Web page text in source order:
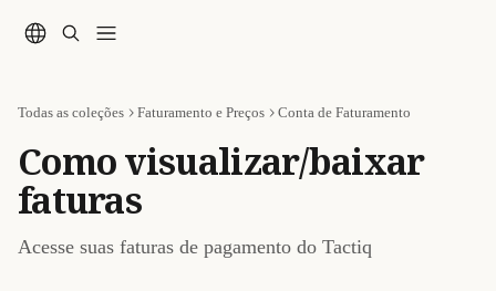
Todas as coleções Faturamento e Preços Conta de Faturamento
Como visualizar/baixar
faturas
Acesse suas faturas de pagamento do Tactiq